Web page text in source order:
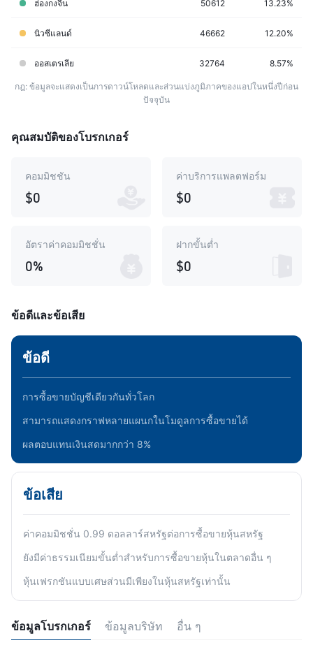
ฮ่องกงจีน 50612 13.23%
นิวซีแลนด์ 46662 12.20%
ออสเตรเลีย 32764 8.57%
กฎ: ข้อมูลจะแสดงเป็นการดาวน์โหลดและส่วนแบ่งภูมิภาคของแอปในหนึ่งปีก่อน
ปัจจุบัน
คุณสมบัติของโบรกเกอร์
คอมมิชชัน
$0
ค่าบริการแพลตฟอร์ม
$0
อัตราค่าคอมมิชชั่น
0%
ฝากขั้นต่ำ
$0
ข้อดีและข้อเสีย
ข้อดี
การซื้อขายบัญชีเดียวกันทั่วโลก
สามารถแสดงกราฟหลายแผนกในโมดูลการซื้อขายได้
ผลตอบแทนเงินสดมากกว่า 8%
ข้อเสีย
ค่าคอมมิชชั่น 0.99 ดอลลาร์สหรัฐต่อการซื้อขายหุ้นสหรัฐ
ยังมีค่าธรรมเนียมขั้นต่ำสำหรับการซื้อขายหุ้นในตลาดอื่น ๆ
หุ้นเฟรกชันแบบเศษส่วนมีเพียงในหุ้นสหรัฐเท่านั้น
ข้อมูลโบรกเกอร์ ข้อมูลบริษัท อื่น ๆ